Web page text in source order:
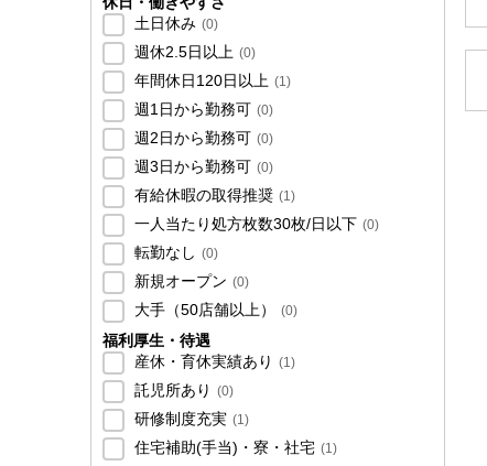
土日休み (0)
週休2.5日以上 (0)
年間休日120日以上 (1)
週1日から勤務可 (0)
週2日から勤務可 (0)
週3日から勤務可 (0)
有給休暇の取得推奨 (1)
一人当たり処方枚数30枚/日以下 (0)
転勤なし (0)
新規オープン (0)
大手（50店舗以上） (0)
福利厚生・待遇
産休・育休実績あり (1)
託児所あり (0)
研修制度充実 (1)
住宅補助(手当)・寮・社宅 (1)